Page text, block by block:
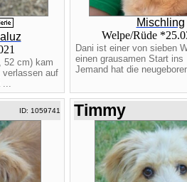
52 cm) kam
auf
...
Mischling
Welpe/Rüde
Dani ist einer von sieben
einen grausamen Start ins
Jemand hat die
ID: 1059741 Timmy